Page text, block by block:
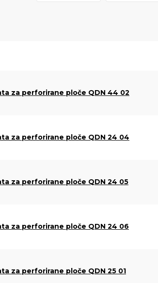
za perforirane ploče QDN 44 02
za perforirane ploče QDN 24 04
za perforirane ploče QDN 24 05
za perforirane ploče QDN 24 06
za perforirane ploče QDN 25 01